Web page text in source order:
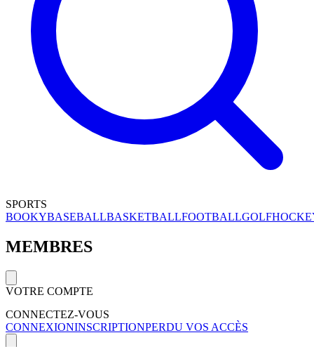
SPORTS
BOOKYBASEBALLBASKETBALLFOOTBALLGOLF
MEMBRES
VOTRE COMPTE
CONNECTEZ-VOUS
CONNEXIONINSCRIPTIONPERDU VOS ACCÈS